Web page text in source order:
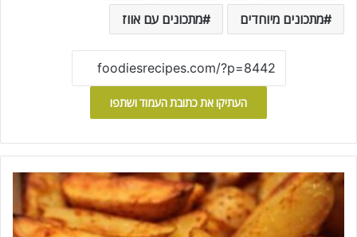
מתכונים מיוחדים מתכונים עם אווז
העתיקו את כתובת העמוד ושתפו
ת